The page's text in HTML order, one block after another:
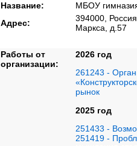
Название:
МБОУ
Адрес:
394000,
Маркса, д.57
Работы от
организации:
2026 год
261243 -
рынок
2025 год
251433 -
251419 -